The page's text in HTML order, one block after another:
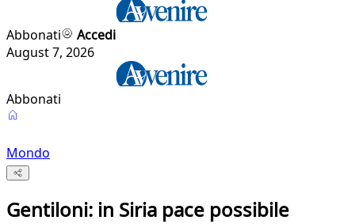
Abbonati
Accedi
August 7, 2026
Abbonati
Mondo
Gentiloni: in Siria pace possibile